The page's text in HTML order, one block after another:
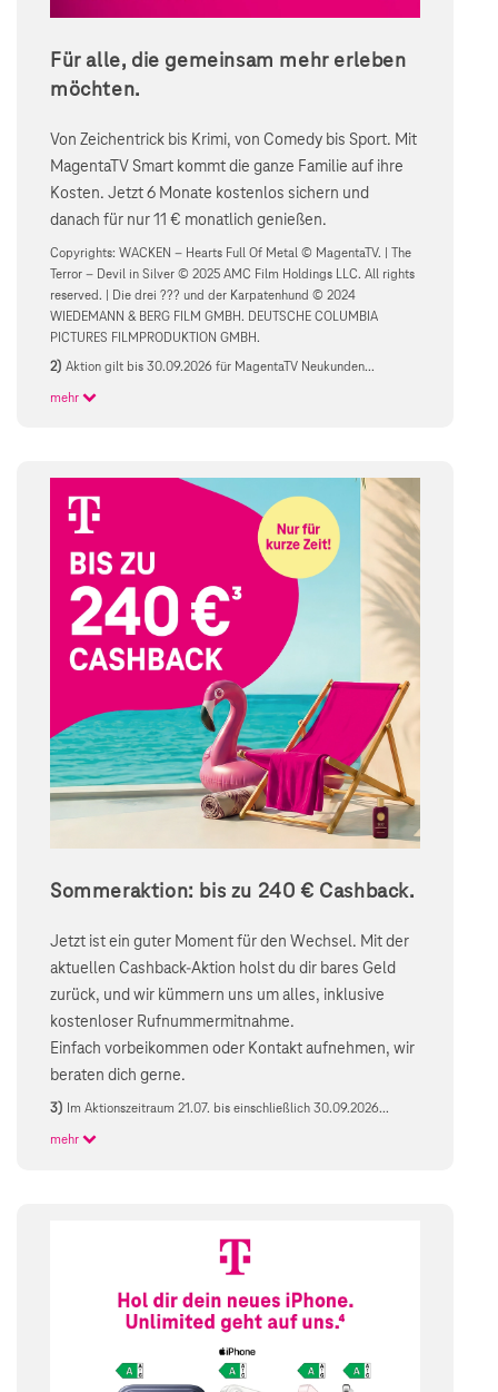
Für alle, die gemeinsam mehr erleben
möchten.
Von Zeichentrick bis Krimi, von Comedy bis Sport. Mit
MagentaTV Smart kommt die ganze Familie auf ihre
Kosten. Jetzt 6 Monate kostenlos sichern und
danach für nur 11 € monatlich genießen.
Copyrights: WACKEN – Hearts Full Of Metal © MagentaTV. | The
Terror – Devil in Silver © 2025 AMC Film Holdings LLC. All rights
reserved. | Die drei ??? und der Karpatenhund © 2024
WIEDEMANN & BERG FILM GMBH. DEUTSCHE COLUMBIA
PICTURES FILMPRODUKTION GMBH.
2)Aktion gilt bis 30.09.2026 für MagentaTV Neukunden...
mehr
Sommeraktion: bis zu 240 € Cashback.
Jetzt ist ein guter Moment für den Wechsel. Mit der
aktuellen Cashback-Aktion holst du dir bares Geld
zurück, und wir kümmern uns um alles, inklusive
kostenloser Rufnummermitnahme.
Einfach vorbeikommen oder Kontakt aufnehmen, wir
beraten dich gerne.
3) Im Aktionszeitraum 21.07. bis einschließlich 30.09.2026...
mehr